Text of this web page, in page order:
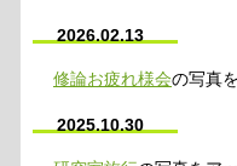
2026.02.13
修論お疲れ様会の写真
2025.10.30